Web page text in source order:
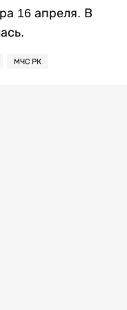
16 апреля. В
МЧС РК